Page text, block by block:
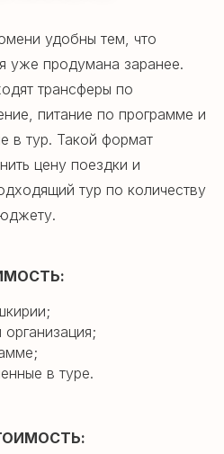
удобны тем, что
уже продумана заранее.
трансферы по
питание по программе и
в тур. Такой формат
цену поездки и
тур по количеству
в туре.